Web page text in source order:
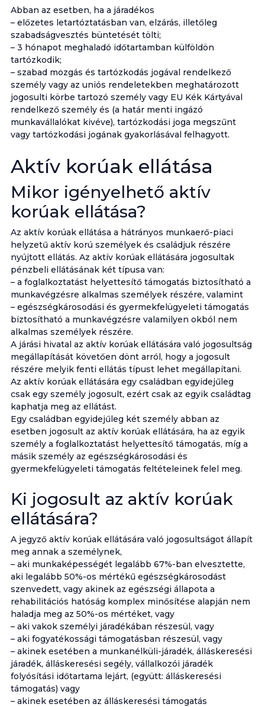
Abban az esetben, ha a járadékos
– előzetes letartóztatásban van, elzárás, illetőleg
szabadságvesztés büntetését tölti;
– 3 hónapot meghaladó időtartamban külföldön
tartózkodik;
– szabad mozgás és tartózkodás jogával rendelkező
személy vagy az uniós rendeletekben meghatározott
jogosulti körbe tartozó személy vagy EU Kék Kártyával
rendelkező személy és (a határ menti ingázó
munkavállalókat kivéve), tartózkodási joga megszűnt
vagy tartózkodási jogának gyakorlásával felhagyott.
Aktív korúak ellátása
Mikor igényelhető aktív
korúak ellátása?
Az aktív korúak ellátása a hátrányos munkaerő-piaci
helyzetű aktív korú személyek és családjuk részére
nyújtott ellátás. Az aktív korúak ellátására jogosultak
pénzbeli ellátásának két típusa van:
– a foglalkoztatást helyettesítő támogatás biztosítható a
munkavégzésre alkalmas személyek részére, valamint
– egészségkárosodási és gyermekfelügyeleti támogatás
biztosítható a munkavégzésre valamilyen okból nem
alkalmas személyek részére.
A járási hivatal az aktív korúak ellátására való jogosultság
megállapítását követően dönt arról, hogy a jogosult
részére melyik fenti ellátás típust lehet megállapítani.
Az aktív korúak ellátására egy családban egyidejűleg
csak egy személy jogosult, ezért csak az egyik családtag
kaphatja meg az ellátást.
Egy családban egyidejűleg két személy abban az
esetben jogosult az aktív korúak ellátására, ha az egyik
személy a foglalkoztatást helyettesítő támogatás, míg a
másik személy az egészségkárosodási és
gyermekfelügyeleti támogatás feltételeinek felel meg.
Ki jogosult az aktív korúak
ellátására?
A jegyző aktív korúak ellátására való jogosultságot állapít
meg annak a személynek,
– aki munkaképességét legalább 67%-ban elvesztette,
aki legalább 50%-os mértékű egészségkárosodást
szenvedett, vagy akinek az egészségi állapota a
rehabilitációs hatóság komplex minősítése alapján nem
haladja meg az 50%-os mértéket, vagy
– aki vakok személyi járadékában részesül, vagy
– aki fogyatékossági támogatásban részesül, vagy
– akinek esetében a munkanélküli-járadék, álláskeresési
járadék, álláskeresési segély, vállalkozói járadék
folyósítási időtartama lejárt, (együtt: álláskeresési
támogatás) vagy
– akinek esetében az álláskeresési támogatás